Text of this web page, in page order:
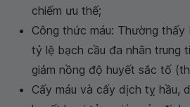
chiếm ưu thế;
Công thức máu: Thường thấy
tỷ lệ bạch cầu đa nhân trung
giảm nồng độ huyết sắc tố
Cấy máu và cấy dịch tỵ hầu,